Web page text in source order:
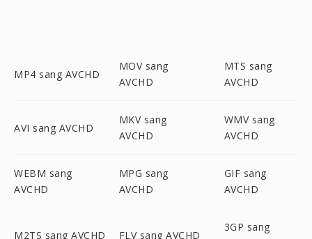
MP4 sang AVCHD
MOV sang
AVCHD
MTS sang
AVCHD
AVI sang AVCHD
MKV sang
AVCHD
WMV sang
AVCHD
WEBM sang
AVCHD
MPG sang
AVCHD
GIF sang
AVCHD
M2TS sang AVCHD FLV sang AVCHD
3GP sang